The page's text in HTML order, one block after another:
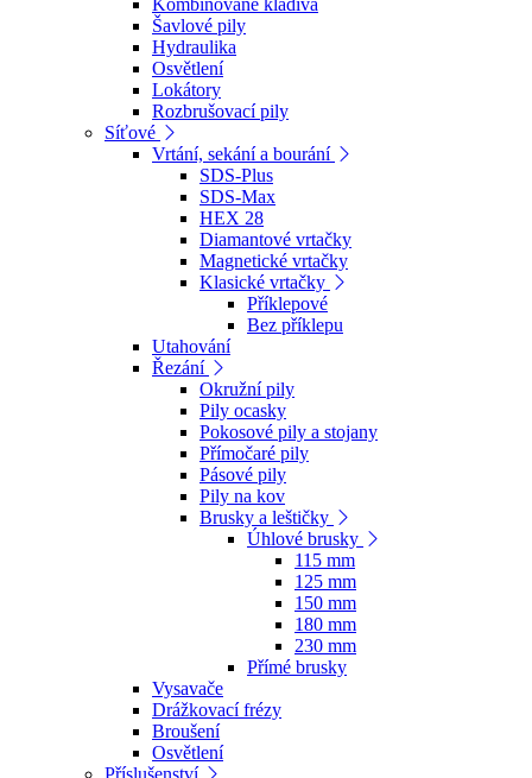
Šavlové pily
Hydraulika
Osvětlení
Lokátory
Rozbrušovací pily
Síťové
Vrtání, sekání a bourání
SDS-Plus
SDS-Max
HEX 28
Diamantové vrtačky
Magnetické vrtačky
Klasické vrtačky
Příklepové
Bez příklepu
Utahování
Řezání
Okružní pily
Pily ocasky
Pokosové pily a stojany
Přímočaré pily
Pásové pily
Pily na kov
Brusky a leštičky
Úhlové brusky
115 mm
125 mm
150 mm
180 mm
230 mm
Přímé brusky
Vysavače
Drážkovací frézy
Broušení
Osvětlení
Příslušenství